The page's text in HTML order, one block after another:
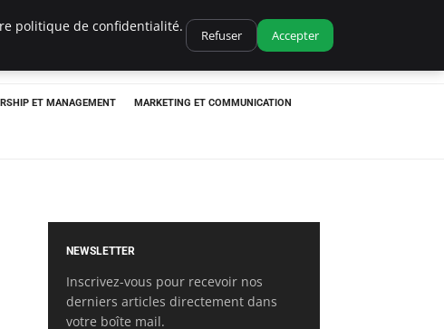
ET MANAGEMENT MARKETING ET COMMUNICATION
NEWSLETTER
Inscrivez-vous pour recevoir nos
derniers articles directement dans
votre boîte mail.
politique de confidentialité.
Refuser Accepter